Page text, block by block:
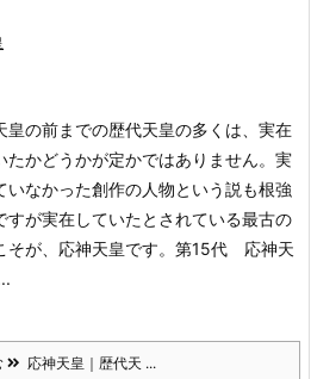
皇の前までの歴代天皇の多くは、実在
たかどうかが定かではありません。 実
いなかった創作の人物という説も根強
すが実在していたとされている最古の
そが、応神天皇です。 第15代 応神天
応神天皇｜歴代天 ...